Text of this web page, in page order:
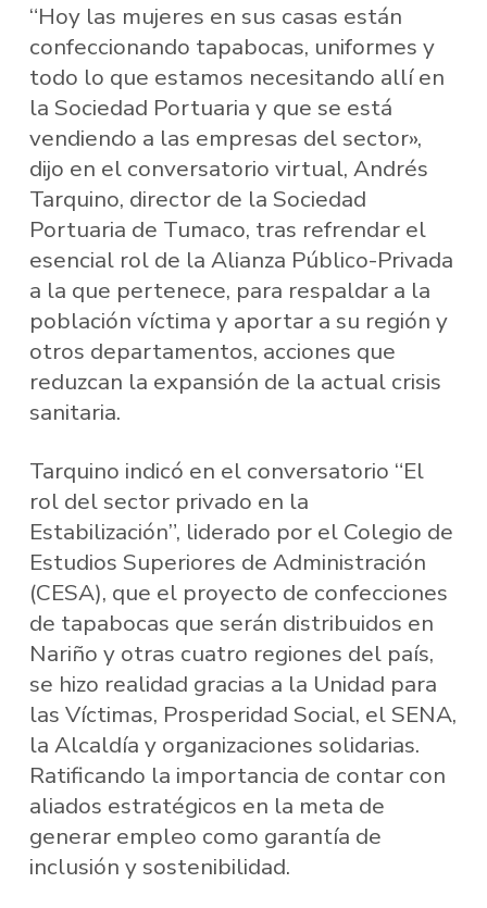
“Hoy las mujeres en sus casas están
confeccionando tapabocas, uniformes y
todo lo que estamos necesitando allí en
la Sociedad Portuaria y que se está
vendiendo a las empresas del sector»,
dijo en el conversatorio virtual, Andrés
Tarquino, director de la Sociedad
Portuaria de Tumaco, tras refrendar el
esencial rol de la Alianza Público-Privada
a la que pertenece, para respaldar a la
población víctima y aportar a su región y
otros departamentos, acciones que
reduzcan la expansión de la actual crisis
sanitaria.
Tarquino indicó en el conversatorio “El
rol del sector privado en la
Estabilización”, liderado por el Colegio de
Estudios Superiores de Administración
(CESA), que el proyecto de confecciones
de tapabocas que serán distribuidos en
Nariño y otras cuatro regiones del país,
se hizo realidad gracias a la Unidad para
las Víctimas, Prosperidad Social, el SENA,
la Alcaldía y organizaciones solidarias.
Ratificando la importancia de contar con
aliados estratégicos en la meta de
generar empleo como garantía de
inclusión y sostenibilidad.